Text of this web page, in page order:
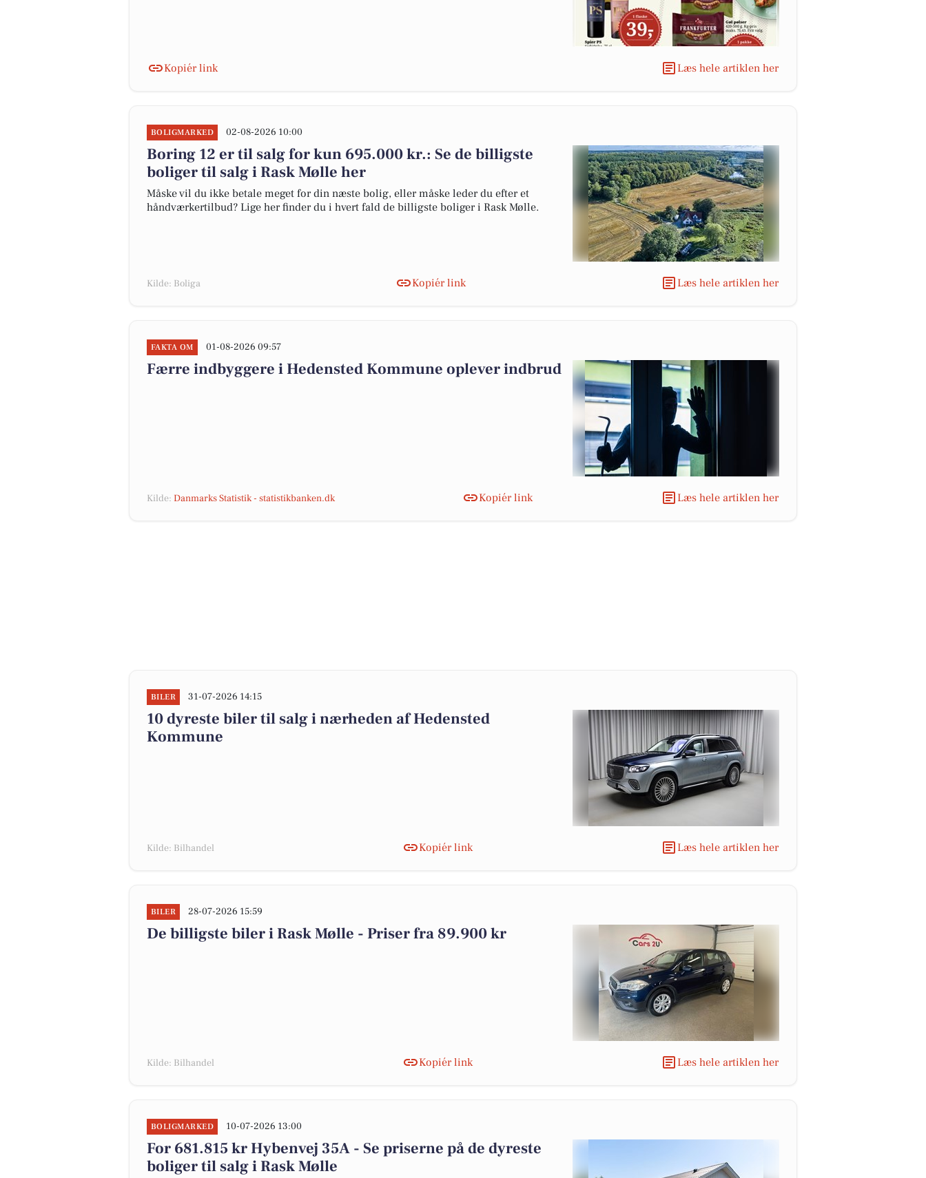
Kopiér link Læs hele artiklen her
BOLIGMARKED 02-08-2026 10:00
Boring 12 er til salg for kun 695.000 kr.: Se de billigste
boliger til salg i Rask Mølle her
Måske vil du ikke betale meget for din næste bolig, eller måske leder du efter et
håndværkertilbud? Lige her finder du i hvert fald de billigste boliger i Rask Mølle.
Kilde: Boliga Kopiér link Læs hele artiklen her
FAKTA OM 01-08-2026 09:57
Færre indbyggere i Hedensted Kommune oplever indbrud
Kilde: Danmarks Statistik - statistikbanken.dk Kopiér link Læs hele artiklen her
BILER 31-07-2026 14:15
10 dyreste biler til salg i nærheden af Hedensted
Kommune
Kilde: Bilhandel Kopiér link Læs hele artiklen her
BILER 28-07-2026 15:59
De billigste biler i Rask Mølle - Priser fra 89.900 kr
Kilde: Bilhandel Kopiér link Læs hele artiklen her
BOLIGMARKED 10-07-2026 13:00
For 681.815 kr Hybenvej 35A - Se priserne på de dyreste
boliger til salg i Rask Mølle